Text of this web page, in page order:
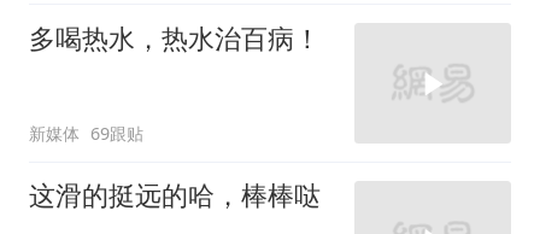
多喝热水，热水治百病！
新媒体 69跟贴
这滑的挺远的哈，棒棒哒